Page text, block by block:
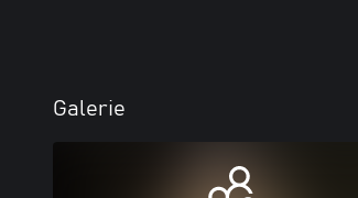
Galerie